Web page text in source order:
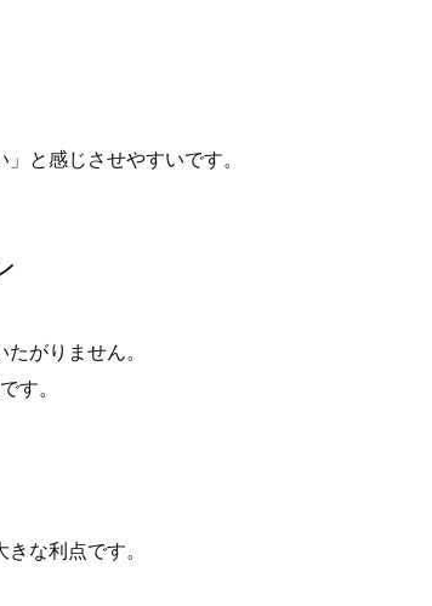
と感じさせやすいです。
がりません。
す。
な利点です。